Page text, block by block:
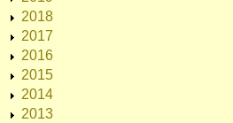
2018
2017
2016
2015
2014
2013